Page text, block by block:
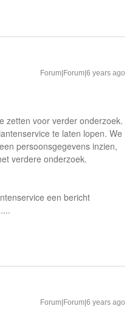
Forum|Forum|6 years ago
zetten voor verder onderzoek.
te laten lopen. We
persoonsgegevens inzien,
verdere onderzoek.
een bericht
Forum|Forum|6 years ago